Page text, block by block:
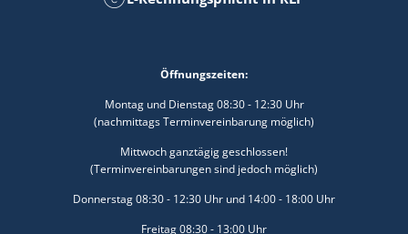
Öffnungszeiten:
Montag und Dienstag 08:30 - 12:30 Uhr
(nachmittags Terminvereinbarung möglich)
Mittwoch ganztägig geschlossen!
(Terminvereinbarungen sind jedoch möglich)
Donnerstag 08:30 - 12:30 Uhr und 14:00 - 18:00 Uhr
Freitag 08:30 - 13:00 Uhr